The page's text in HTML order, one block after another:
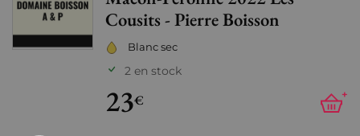
Cousits - Pierre Boisson
Blanc sec
2 en stock
23€ +